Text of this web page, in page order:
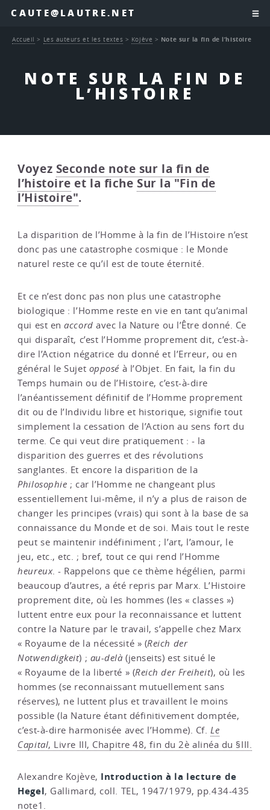
CAUTE@LAUTRE.NET
NOTE SUR LA FIN DE
L’HISTOIRE
Accueil > Les auteurs et les textes > Kojève > Note sur la fin de l’histoire
Voyez Seconde note sur la fin de
l’histoire et la fiche Sur la "Fin de
l’Histoire".
La disparition de l’Homme à la fin de l’Histoire n’est
donc pas une catastrophe cosmique : le Monde
naturel reste ce qu’il est de toute éternité.
Et ce n’est donc pas non plus une catastrophe
biologique : l’Homme reste en vie en tant qu’animal
qui est enaccord avec la Nature ou l’Être donné. Ce
qui disparaît, c’est l’Homme proprement dit, c’est-à-
dire l’Action négatrice du donné et l’Erreur, ou en
général le Sujet opposé à l’Objet. En fait, la fin du
Temps humain ou de l’Histoire, c’est-à-dire
l’anéantissement définitif de l’Homme proprement
dit ou de l’Individu libre et historique, signifie tout
simplement la cessation de l’Action au sens fort du
terme. Ce qui veut dire pratiquement : - la
disparition des guerres et des révolutions
sanglantes. Et encore la disparition de la
Philosophie ; car l’Homme ne changeant plus
essentiellement lui-même, il n’y a plus de raison de
changer les principes (vrais) qui sont à la base de sa
connaissance du Monde et de soi. Mais tout le reste
peut se maintenir indéfiniment ; l’art, l’amour, le
jeu, etc., etc. ; bref, tout ce qui rend l’Homme
heureux. - Rappelons que ce thème hégélien, parmi
beaucoup d’autres, a été repris par Marx. L’Histoire
proprement dite, où les hommes (les « classes »)
luttent entre eux pour la reconnaissance et luttent
contre la Nature par le travail, s’appelle chez Marx
« Royaume de la nécessité » (Reich der
Notwendigkeit) ; au-delà (jenseits) est situé le
« Royaume de la liberté » (Reich der Freiheit), où les
hommes (se reconnaissant mutuellement sans
réserves), ne luttent plus et travaillent le moins
possible (la Nature étant définitivement domptée,
c’est-à-dire harmonisée avec l’Homme). Cf. Le
Capital, Livre III, Chapitre 48, fin du 2è alinéa du §III.
Alexandre Kojève, Introduction à la lecture de
Hegel, Gallimard, coll. TEL, 1947/1979, pp.434-435
note1.